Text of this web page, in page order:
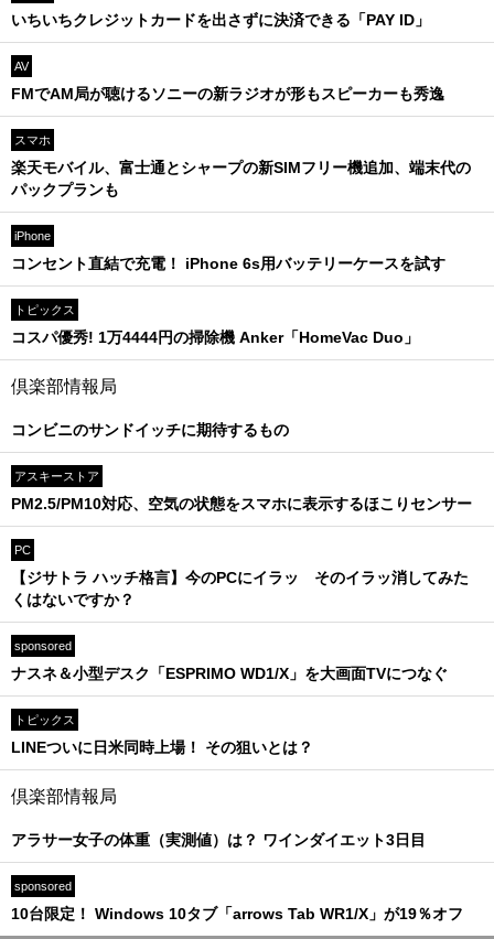
いちいちクレジットカードを出さずに決済できる「PAY ID」
AV
FMでAM局が聴けるソニーの新ラジオが形もスピーカーも秀逸
スマホ
楽天モバイル、富士通とシャープの新SIMフリー機追加、端末代の
パックプランも
iPhone
コンセント直結で充電！ iPhone 6s用バッテリーケースを試す
トピックス
コスパ優秀! 1万4444円の掃除機 Anker「HomeVac Duo」
倶楽部情報局
コンビニのサンドイッチに期待するもの
アスキーストア
PM2.5/PM10対応、空気の状態をスマホに表示するほこりセンサー
PC
【ジサトラ ハッチ格言】今のPCにイラッ そのイラッ消してみた
くはないですか？
sponsored
ナスネ＆小型デスク「ESPRIMO WD1/X」を大画面TVにつなぐ
トピックス
LINEついに日米同時上場！ その狙いとは？
倶楽部情報局
アラサー女子の体重（実測値）は？ ワインダイエット3日目
sponsored
10台限定！ Windows 10タブ「arrows Tab WR1/X」が19％オフ